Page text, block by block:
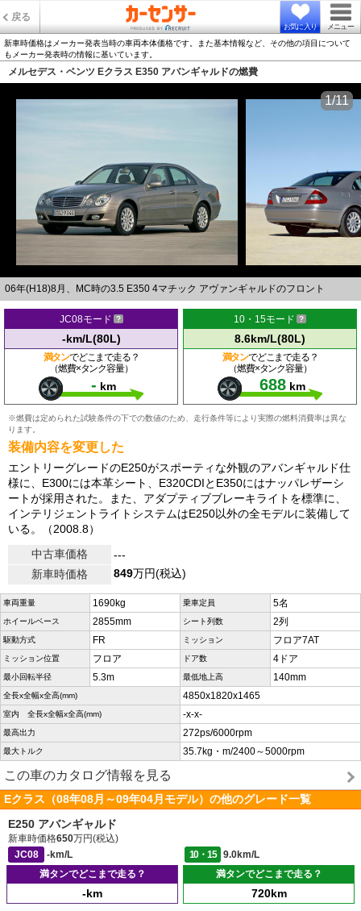
戻る
お気に入り メニュー
新車時価格はメーカー発表当時の車両本体価格です。また基本情報など、その他の項目について
もメーカー発表時の情報に基いています。
メルセデス・ベンツ Eクラス E350 アバンギャルドの燃費
06年(H18)8月、MC時の3.5 E350 4マチック アヴァンギャルドのフロント
1/11
JC08モード
-km/L(80L)
満タンでどこまで走る？
（燃費×タンク容量）
- km
10・15モード
8.6km/L(80L)
満タンでどこまで走る？
（燃費×タンク容量）
688 km
※燃費は定められた試験条件の下での数値のため、走行条件等により実際の燃料消費率は異な
ります。
装備内容を変更した
エントリーグレードのE250がスポーティな外観のアバンギャルド仕
様に、E300には本革シート、E320CDIとE350にはナッパレザーシ
ートが採用された。また、アダプティブブレーキライトを標準に、
インテリジェントライトシステムはE250以外の全モデルに装備して
いる。（2008.8）
中古車価格
---
新車時価格
849万円(税込)
車両重量 1690kg 乗車定員 5名
ホイールベース 2855mm シート列数 2列
駆動方式 FR ミッション フロア7AT
ミッション位置 フロア ドア数 4ドア
最小回転半径 5.3m 最低地上高 140mm
全長x全幅x全高(mm) 4850x1820x1465
室内 全長x全幅x全高(mm) -x-x-
最高出力 272ps/6000rpm
最大トルク 35.7kg・m/2400～5000rpm
この車のカタログ情報を見る
Eクラス（08年08月～09年04月モデル）の他のグレード一覧
E250 アバンギャルド
新車時価格650万円(税込)
JC08
-km/L 10・15
9.0km/L
満タンでどこまで走る？
-km
満タンでどこまで走る？
720km